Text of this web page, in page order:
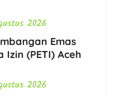
2026
Emas
Izin (PETI) Aceh
2026